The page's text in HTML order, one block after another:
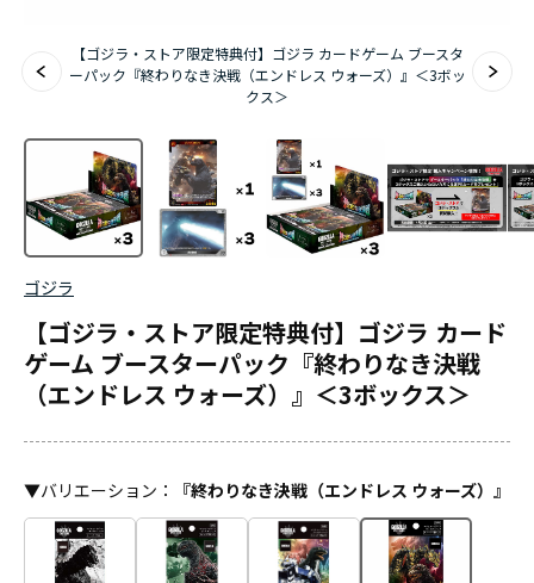
【ゴジラ・ストア限定特典付】ゴジラ カードゲーム ブースタ
ーパック『終わりなき決戦（エンドレス ウォーズ）』＜3ボッ
クス＞
ゴジラ
【ゴジラ・ストア限定特典付】ゴジラ カード
ゲーム ブースターパック『終わりなき決戦
（エンドレス ウォーズ）』＜3ボックス＞
▼バリエーション ： 『終わりなき決戦（エンドレス ウォーズ）』